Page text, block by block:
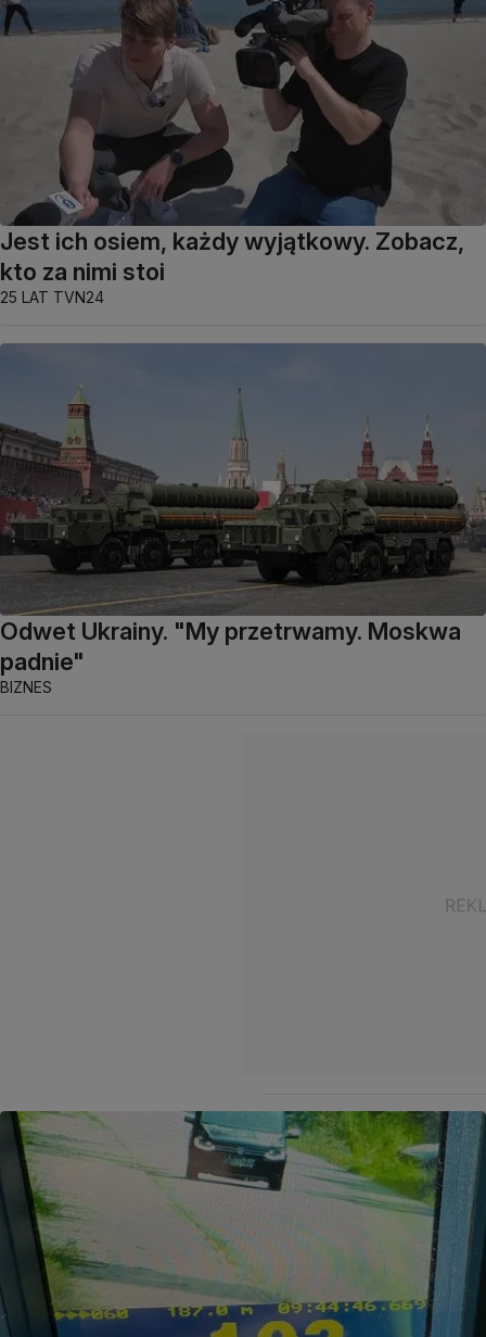
Jest ich osiem, każdy wyjątkowy. Zobacz,
kto za nimi stoi
25 LAT TVN24
Odwet Ukrainy. "My przetrwamy. Moskwa
padnie"
BIZNES